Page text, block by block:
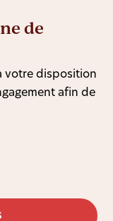
de
votre disposition
afin de